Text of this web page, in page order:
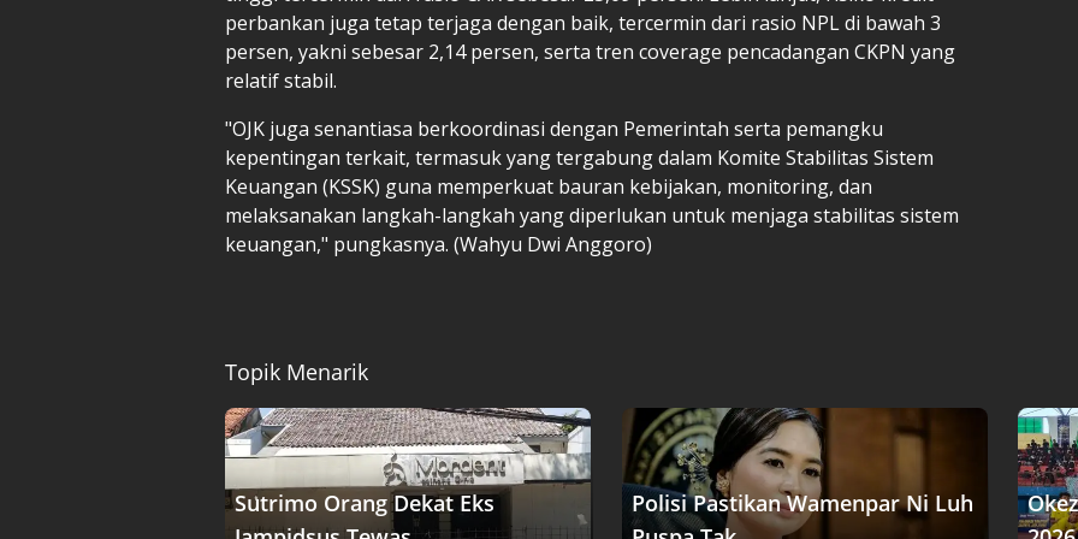
perbankan juga tetap terjaga dengan baik, tercermin dari rasio NPL di bawah 3
persen, yakni sebesar 2,14 persen, serta tren coverage pencadangan CKPN yang
relatif stabil.
"OJK juga senantiasa berkoordinasi dengan Pemerintah serta pemangku
kepentingan terkait, termasuk yang tergabung dalam Komite Stabilitas Sistem
Keuangan (KSSK) guna memperkuat bauran kebijakan, monitoring, dan
melaksanakan langkah-langkah yang diperlukan untuk menjaga stabilitas sistem
keuangan," pungkasnya. (Wahyu Dwi Anggoro)
Topik Menarik
Sutrimo Orang Dekat Eks
Polisi Pastikan Wamenpar Ni Luh